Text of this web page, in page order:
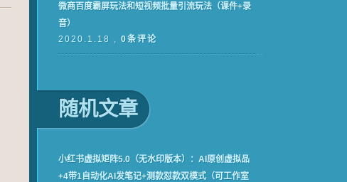
微商百度霸屏玩法和短视频批量引流玩法（课件+录
音）
2020.1.18 , 0条评论
随机文章
小红书虚拟矩阵5.0（无水印版本）：AI原创虚拟品
+4带1自动化AI发笔记+测款怼款双模式（可工作室